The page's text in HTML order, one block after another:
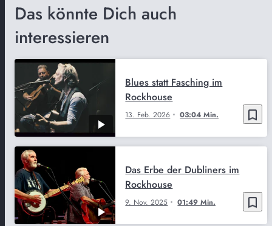
Das könnte Dich auch
interessieren
bookmark_border
13. Feb. 2026 03:04 Min.
Blues statt Fasching im
Rockhouse
bookmark_border
9. Nov. 2025 01:49 Min.
Das Erbe der Dubliners im
Rockhouse